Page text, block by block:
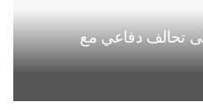
تحالف دفاعي مع